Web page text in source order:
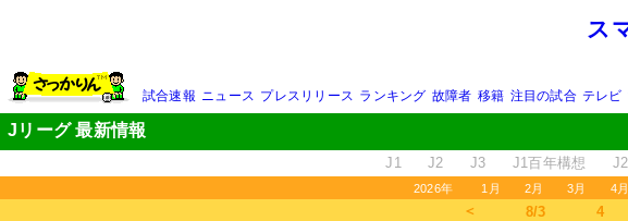
ス
試合速報 ニュース プレスリリース ランキング 故障者 移籍 注目の試合 テレビ
Jリーグ 最新情報
J1 J2 J3 J1百年構想
2026年 1月 2月 3月 4月
＜ 8/3 4